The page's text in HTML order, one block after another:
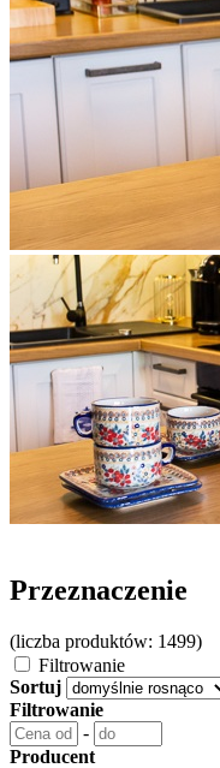
Przeznaczenie
(liczba produktów: 1499)
Filtrowanie
Sortuj
Filtrowanie
-
Producent